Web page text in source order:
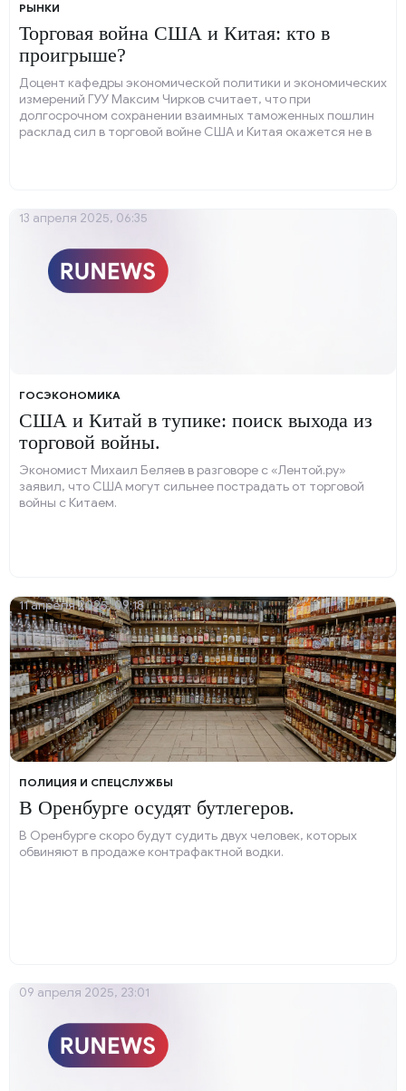
РЫНКИ
Торговая война США и Китая: кто в
проигрыше?
Доцент кафедры экономической политики и экономических
измерений ГУУ Максим Чирков считает, что при
долгосрочном сохранении взаимных таможенных пошлин
расклад сил в торговой войне США и Китая окажется не в
ГОСЭКОНОМИКА
США и Китай в тупике: поиск выхода из
торговой войны.
Экономист Михаил Беляев в разговоре с «Лентой.ру»
заявил, что США могут сильнее пострадать от торговой
войны с Китаем.
13 апреля 2025, 06:35
ПОЛИЦИЯ И СПЕЦСЛУЖБЫ
В Оренбурге осудят бутлегеров.
В Оренбурге скоро будут судить двух человек, которых
обвиняют в продаже контрафактной водки.
11 апреля 2025, 09:18
09 апреля 2025, 23:01